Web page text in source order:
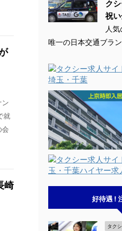
ン
就
会
崎
ク
祝
人
唯一の日本交通ブラ
好待遇 !
タク